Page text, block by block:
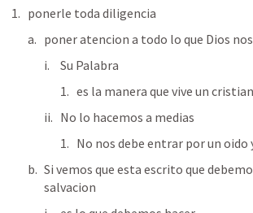
ponerle toda diligencia
poner atencion a todo lo que Dios
Su Palabra
es la manera que vive un
No lo hacemos a medias
No nos debe entrar por un
Si vemos que esta escrito que
salvacion